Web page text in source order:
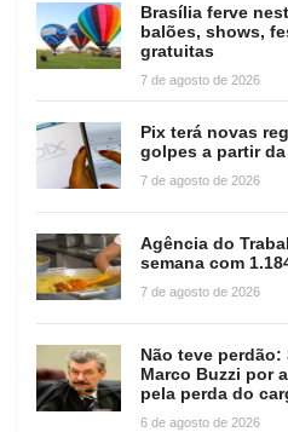
Brasília ferve
balões, shows,
gratuitas
7 de agosto de 2026
Pix terá novas
golpes a partir
7 de agosto de 2026
Agência do
semana com
7 de agosto de 2026
Não teve
Marco Buzzi por
pela perda do
6 de agosto de 2026